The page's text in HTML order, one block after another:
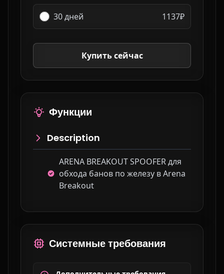
30 дней 1137₽
Купить сейчас
Функции
Description
ARENA BREAKOUT SPOOFER для
обхода банов по железу в Arena
Breakout
Системные требования